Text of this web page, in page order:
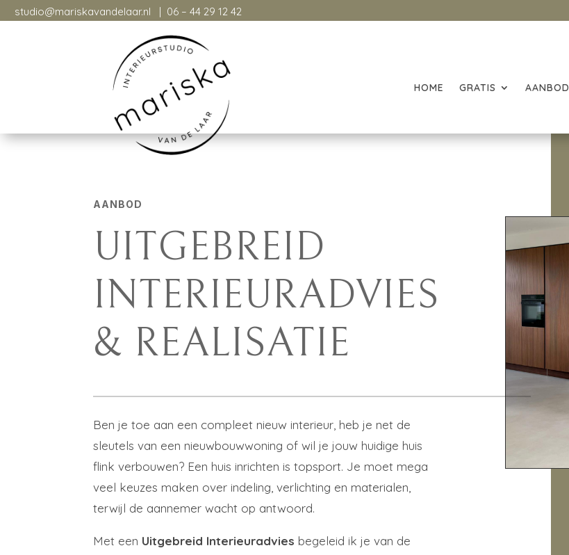
studio@mariskavandelaar.nl | 06 – 44 29 12 42
studio@mariskavandelaar.nl | 06-26094760
HOME GRATIS AANBOD
AANBOD
UITGEBREID
INTERIEURADVIES
& REALISATIE
Ben je toe aan een compleet nieuw interieur, heb je net de
sleutels van een nieuwbouwwoning of wil je jouw huidige huis
flink verbouwen? Een huis inrichten is topsport. Je moet mega
veel keuzes maken over indeling, verlichting en materialen,
terwijl de aannemer wacht op antwoord.
Met een Uitgebreid Interieuradvies begeleid ik je van de